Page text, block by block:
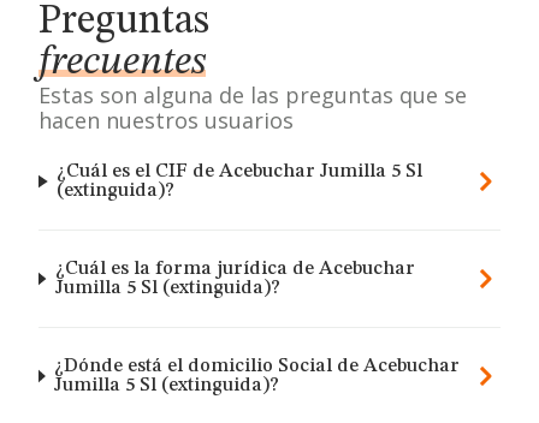
Preguntas
frecuentes
Estas son alguna de las preguntas que se
hacen nuestros usuarios
¿Cuál es el CIF de Acebuchar Jumilla 5 Sl
(extinguida)?
¿Cuál es la forma jurídica de Acebuchar
Jumilla 5 Sl (extinguida)?
¿Dónde está el domicilio Social de Acebuchar
Jumilla 5 Sl (extinguida)?